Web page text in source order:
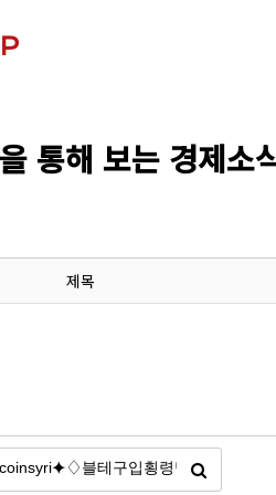
통해 보는 경제
제목